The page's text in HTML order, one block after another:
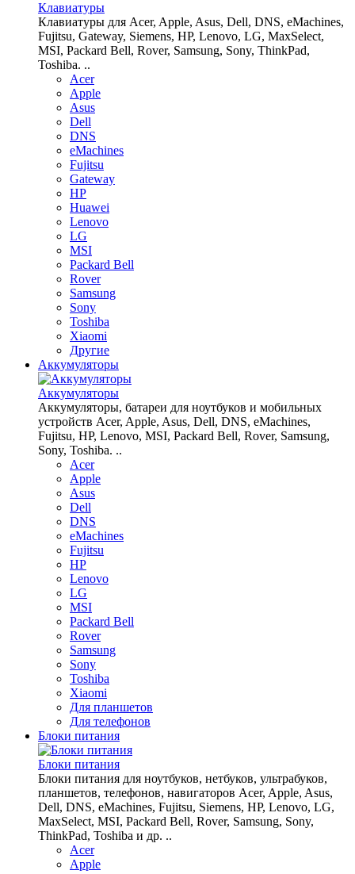
Клавиатуры
Клавиатуры для Acer, Apple, Asus, Dell, DNS, eMachines,
Fujitsu, Gateway, Siemens, HP, Lenovo, LG, MaxSelect,
MSI, Packard Bell, Rover, Samsung, Sony, ThinkPad,
Toshiba. ..
Acer
Apple
Asus
Dell
DNS
eMachines
Fujitsu
Gateway
HP
Huawei
Lenovo
LG
MSI
Packard Bell
Rover
Samsung
Sony
Toshiba
Xiaomi
Другие
Аккумуляторы
Аккумуляторы
Аккумуляторы, батареи для ноутбуков и мобильных
устройств Acer, Apple, Asus, Dell, DNS, eMachines,
Fujitsu, HP, Lenovo, MSI, Packard Bell, Rover, Samsung,
Sony, Toshiba. ..
Acer
Apple
Asus
Dell
DNS
eMachines
Fujitsu
HP
Lenovo
LG
MSI
Packard Bell
Rover
Samsung
Sony
Toshiba
Xiaomi
Для планшетов
Для телефонов
Блоки питания
Блоки питания
Блоки питания для ноутбуков, нетбуков, ультрабуков,
планшетов, телефонов, навигаторов Acer, Apple, Asus,
Dell, DNS, eMachines, Fujitsu, Siemens, HP, Lenovo, LG,
MaxSelect, MSI, Packard Bell, Rover, Samsung, Sony,
ThinkPad, Toshiba и др. ..
Acer
Apple